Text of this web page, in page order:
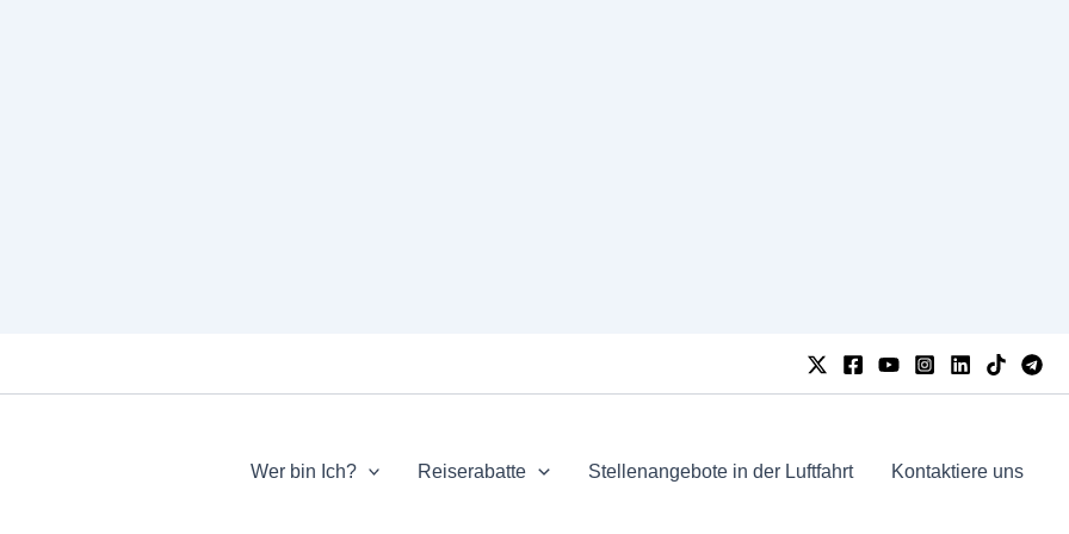
Wer bin Ich? Reiserabatte Stellenangebote in der Luftfahrt Kontaktiere uns